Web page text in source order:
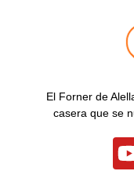
El Forner de
casera que se